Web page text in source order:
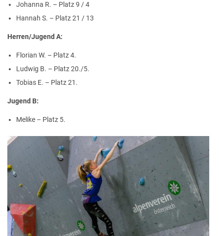
Johanna R. – Platz 9 / 4
Hannah S. – Platz 21 / 13
Herren/Jugend A:
Florian W. – Platz 4.
Ludwig B. – Platz 20./5.
Tobias E. – Platz 21.
Jugend B:
Melike – Platz 5.